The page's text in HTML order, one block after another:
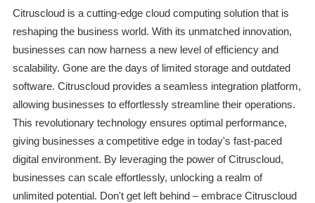
Citruscloud is a cutting-edge cloud computing solution that is
reshaping the business world. With its unmatched innovation,
businesses can now harness a new level of efficiency and
scalability. Gone are the days of limited storage and outdated
software. Citruscloud provides a seamless integration platform,
allowing businesses to effortlessly streamline their operations.
This revolutionary technology ensures optimal performance,
giving businesses a competitive edge in today's fast-paced
digital environment. By leveraging the power of Citruscloud,
businesses can scale effortlessly, unlocking a realm of
unlimited potential. Don't get left behind – embrace Citruscloud